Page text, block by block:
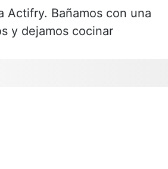
Actifry. Bañamos con una
y dejamos cocinar